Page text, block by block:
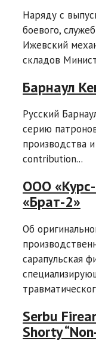
Наряду с
боевого,
Ижевский
складов
Барнаул
Русский
серию
производства
contribution...
ООО
«Брат-2»
Об
сарапульская
Serbu
Shorty